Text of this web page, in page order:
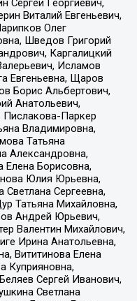
Сергей Георгиевич,
Виталий Евгеньевич,
Олег
Шведов Григорий
Каргалицкий
Исламов
Евгеньевна, Щаров
Борис Альбертович,
Анатольевич,
Пислакова-Паркер
Владимировна,
Татьяна
Александровна,
Елена Борисовна,
Юлия Юрьевна,
Светлана Сергеевна,
Татьяна Михайловна,
Андрей Юрьевич,
Валентин Михайлович,
Ирина Анатольевна,
Вититинова Елена
Куприяновна,
Сергей Иванович,
Светлана